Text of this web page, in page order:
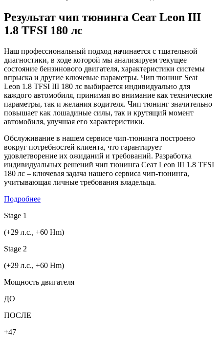
Результат чип тюнинга Сеат Leon III
1.8 TFSI 180 лс
Наш профессиональный подход начинается с тщательной
диагностики, в ходе которой мы анализируем текущее
состояние бензинового двигателя, характеристики системы
впрыска и другие ключевые параметры. Чип тюнинг Seat
Leon 1.8 TFSI III 180 лс выбирается индивидуально для
каждого автомобиля, принимая во внимание как технические
параметры, так и желания водителя. Чип тюнинг значительно
повышает как лошадиные силы, так и крутящий момент
автомобиля, улучшая его характеристики.
Обслуживание в нашем сервисе чип-тюнинга построено
вокруг потребностей клиента, что гарантирует
удовлетворение их ожиданий и требований. Разработка
индивидуальных решений чип тюнинга Сеат Leon III 1.8 TFSI
180 лс – ключевая задача нашего сервиса чип-тюнинга,
учитывающая личные требования владельца.
Подробнее
Stage 1
(+29 л.с., +60 Hm)
Stage 2
(+29 л.с., +60 Hm)
Мощность двигателя
ДО
ПОСЛЕ
+47